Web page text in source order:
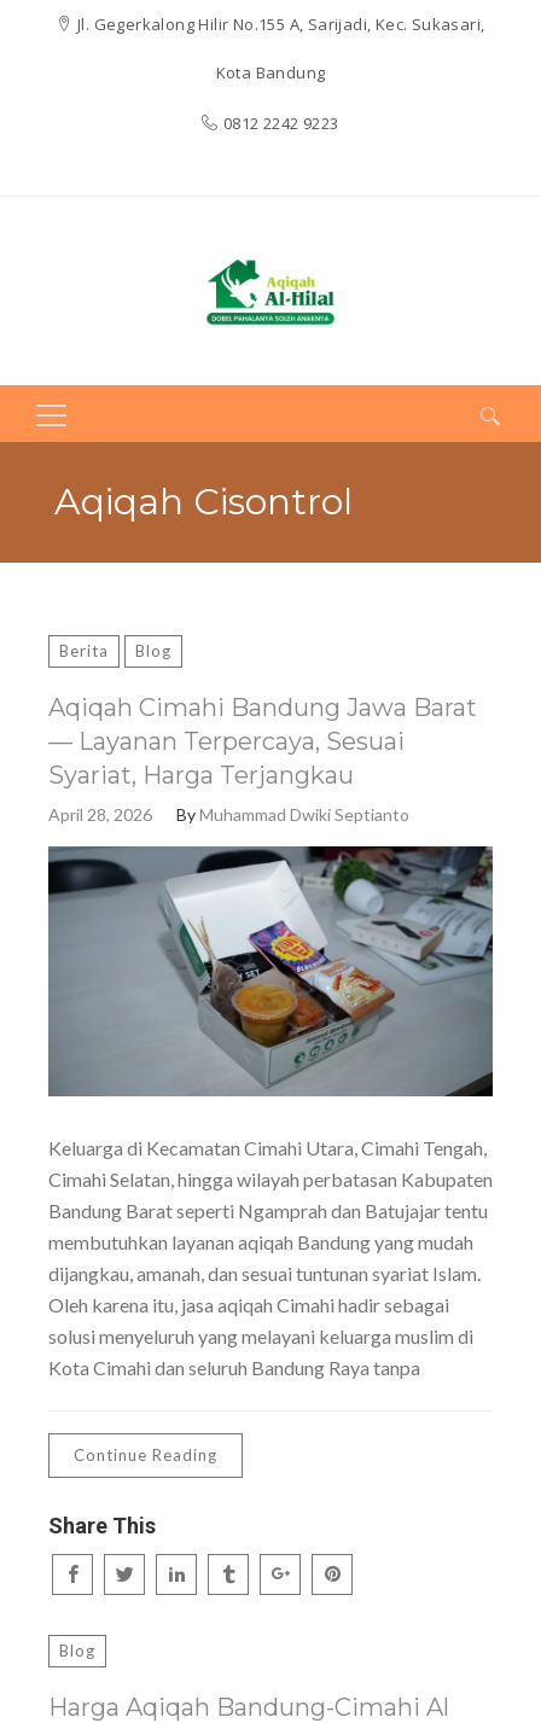
Jl. Gegerkalong Hilir No.155 A, Sarijadi, Kec. Sukasari,
Kota Bandung
0812 2242 9223
Search
Aqiqah Cisontrol
Berita Blog
Aqiqah Cimahi Bandung Jawa Barat
— Layanan Terpercaya, Sesuai
Syariat, Harga Terjangkau
April 28, 2026 ByMuhammad Dwiki Septianto
Keluarga di Kecamatan Cimahi Utara, Cimahi Tengah,
Cimahi Selatan, hingga wilayah perbatasan Kabupaten
Bandung Barat seperti Ngamprah dan Batujajar tentu
membutuhkan layanan aqiqah Bandung yang mudah
dijangkau, amanah, dan sesuai tuntunan syariat Islam.
Oleh karena itu, jasa aqiqah Cimahi hadir sebagai
solusi menyeluruh yang melayani keluarga muslim di
Kota Cimahi dan seluruh Bandung Raya tanpa
Continue Reading
Share This
Blog
Harga Aqiqah Bandung-Cimahi Al